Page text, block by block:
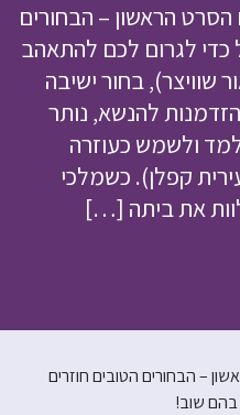
הראשון – הבחורים
כדי לגרום לכם להתאהב
שוויצר), בחור ישיבה
להנשא, נותר
ולשמש כעוזרה
קפלן). כשמלכי
את ביתה […]
– הבחורים הטובים חוזרים
בהם שוב!